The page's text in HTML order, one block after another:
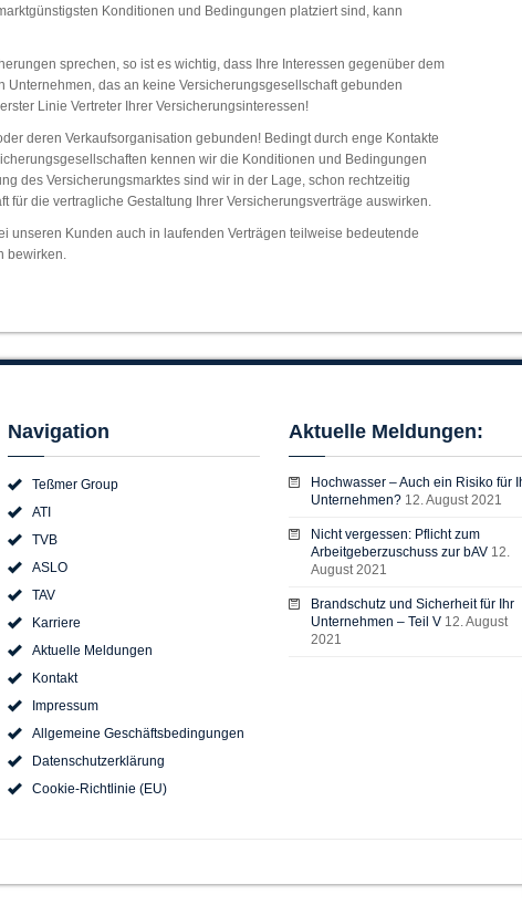
Konditionen und Bedingungen platziert sind, kann
sprechen, so ist es wichtig, dass Ihre Interessen gegenüber dem
Unternehmen, das an keine Versicherungsgesellschaft gebunden
Linie Vertreter Ihrer Versicherungsinteressen!
deren Verkaufsorganisation gebunden! Bedingt durch enge Kontakte
kennen wir die Konditionen und Bedingungen
des Versicherungsmarktes sind wir in der Lage, schon rechtzeitig
für die vertragliche Gestaltung Ihrer Versicherungsverträge auswirken.
unseren Kunden auch in laufenden Verträgen teilweise bedeutende
bewirken.
Navigation
Teßmer Group
ATI
TVB
ASLO
TAV
Karriere
Aktuelle Meldungen
Kontakt
Impressum
Allgemeine Geschäftsbedingungen
Datenschutzerklärung
Cookie-Richtlinie (EU)
Aktuelle Meldungen:
Hochwasser – Auch ein Risiko für
Unternehmen? 12. August 2021
Nicht vergessen: Pflicht zum
Arbeitgeberzuschuss zur bAV 12.
August 2021
Brandschutz und Sicherheit für Ihr
Unternehmen – Teil V 12. August
2021